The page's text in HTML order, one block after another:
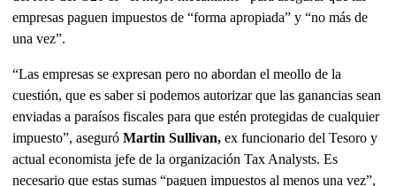
empresas paguen impuestos de “forma apropiada” y “no más de
una vez”.
“Las empresas se expresan pero no abordan el meollo de la
cuestión, que es saber si podemos autorizar que las ganancias sean
enviadas a paraísos fiscales para que estén protegidas de cualquier
impuesto”, aseguró Martin Sullivan, ex funcionario del Tesoro y
actual economista jefe de la organización Tax Analysts. Es
necesario que estas sumas “paguen impuestos al menos una vez”,